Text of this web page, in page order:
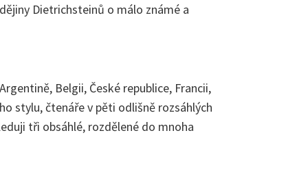
Dietrichsteinů o málo známé a
Belgii, České republice, Francii,
stylu, čtenáře v pěti odlišně rozsáhlých
tři obsáhlé, rozdělené do mnoha